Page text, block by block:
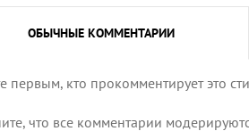
ОБЫЧНЫЕ КОММЕНТАРИИ
первым, кто прокомментирует это
что все комментарии